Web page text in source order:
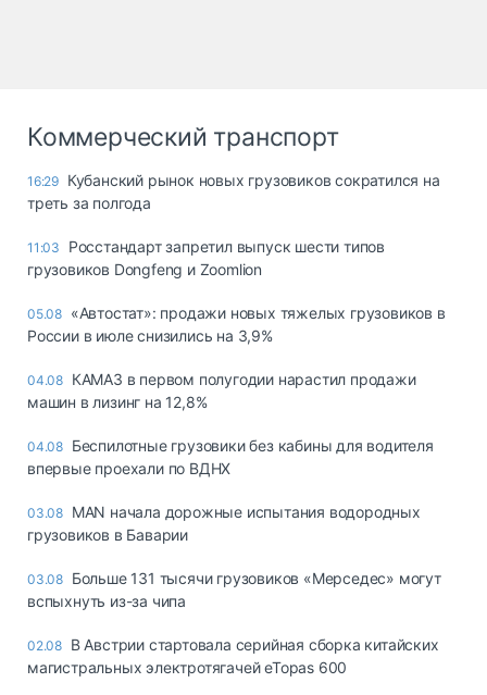
Коммерческий транспорт
16:29 Кубанский рынок новых грузовиков сократился на
треть за полгода
11:03
Росстандарт запретил выпуск шести типов
грузовиков Dongfeng и Zoomlion
05.08 «Автостат»: продажи новых тяжелых грузовиков в
России в июле снизились на 3,9%
04.08 КАМАЗ в первом полугодии нарастил продажи
машин в лизинг на 12,8%
04.08 Беспилотные грузовики без кабины для водителя
впервые проехали по ВДНХ
03.08 MAN начала дорожные испытания водородных
грузовиков в Баварии
03.08 Больше 131 тысячи грузовиков «Мерседес» могут
вспыхнуть из-за чипа
02.08 В Австрии стартовала серийная сборка китайских
магистральных электротягачей eTopas 600